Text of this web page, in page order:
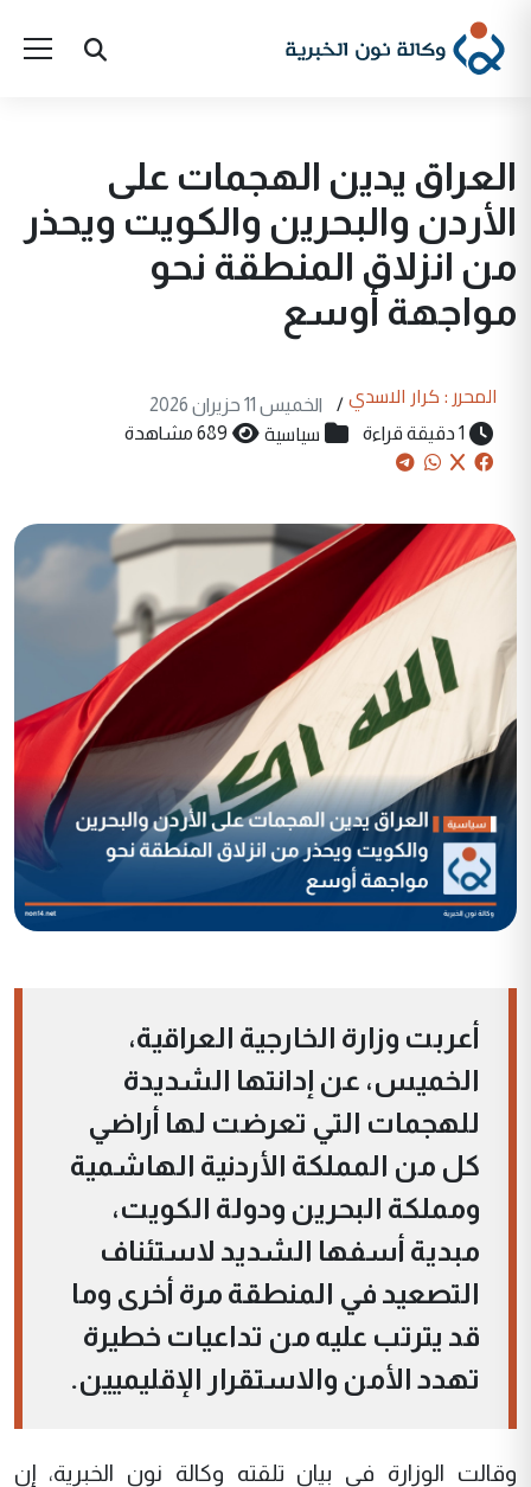
العراق يدين الهجمات على
الأردن والبحرين والكويت ويحذر
من انزلاق المنطقة نحو
مواجهة أوسع
المحرر : كرار الاسدي /
الخميس 11 حزيران 2026
1 دقيقة قراءة
سياسية 689 مشاهدة
أعربت وزارة الخارجية العراقية،
الخميس، عن إدانتها الشديدة
للهجمات التي تعرضت لها أراضي
كل من المملكة الأردنية الهاشمية
ومملكة البحرين ودولة الكويت،
مبدية أسفها الشديد لاستئناف
التصعيد في المنطقة مرة أخرى وما
قد يترتب عليه من تداعيات خطيرة
تهدد الأمن والاستقرار الإقليميين.
وقالت الوزارة في بيان تلقته وكالة نون الخبرية، إن